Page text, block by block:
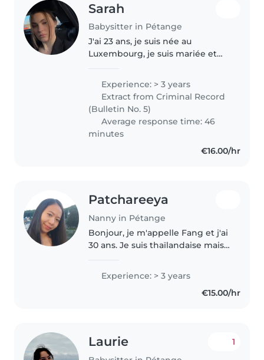
Sarah
Babysitter in Pétange
J'ai 23 ans, je suis née au
Luxembourg, je suis mariée et
J'ai acquis de l'expérience dans
la garde d'enfants grâce à ma
famille, en m'occupant
régulièrement..
Experience: > 3 years
Extract from Criminal Record
(Bulletin No. 5)
Average response time: 46
minutes
€16.00/hr
Patchareeya
Nanny in Pétange
Bonjour, je m'appelle Fang et j'ai
30 ans. Je suis thaïlandaise mais
(la frontière entre Luxembourg
et France) J'ai de l'expérience
Experience: > 3 years
€15.00/hr
Laurie 1